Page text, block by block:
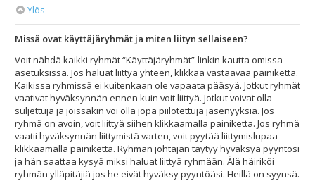
Ylös
Missä ovat käyttäjäryhmät ja miten liityn sellaiseen?
Voit nähdä kaikki ryhmät “Käyttäjäryhmät”-linkin kautta omissa
asetuksissa. Jos haluat liittyä yhteen, klikkaa vastaavaa painiketta.
Kaikissa ryhmissä ei kuitenkaan ole vapaata pääsyä. Jotkut ryhmät
vaativat hyväksynnän ennen kuin voit liittyä. Jotkut voivat olla
suljettuja ja joissakin voi olla jopa piilotettuja jäsenyyksiä. Jos
ryhmä on avoin, voit liittyä siihen klikkaamalla painiketta. Jos ryhmä
vaatii hyväksynnän liittymistä varten, voit pyytää liittymislupaa
klikkaamalla painiketta. Ryhmän johtajan täytyy hyväksyä pyyntösi
ja hän saattaa kysyä miksi haluat liittyä ryhmään. Älä häiriköi
ryhmän ylläpitäjiä jos he eivät hyväksy pyyntöäsi. Heillä on syynsä.